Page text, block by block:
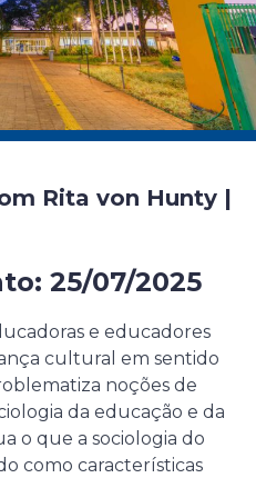
Rita von Hunty |
25/07/2025
e educadores
cultural em sentido
noções de
da educação e da
o que a sociologia do
como características